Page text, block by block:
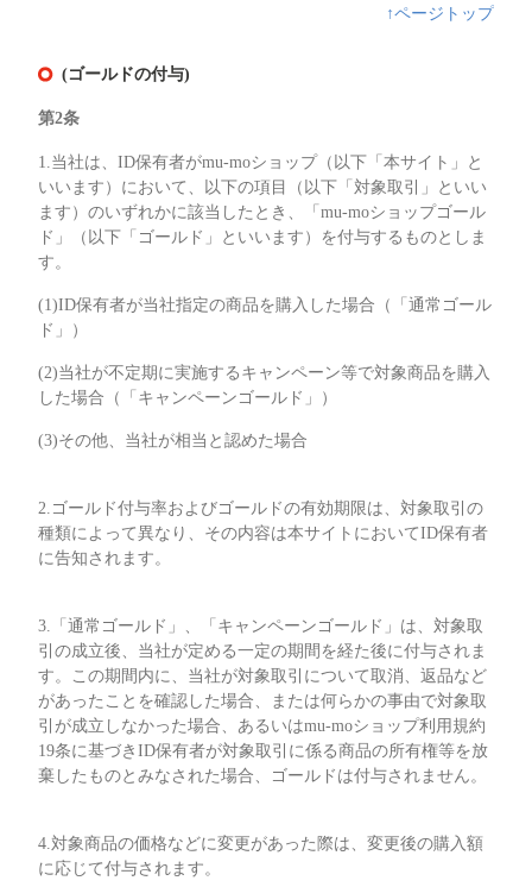
↑ページトップ
(ゴールドの付与)
第2条
1.当社は、ID保有者がmu-moショップ（以下「本サイト」と
いいます）において、以下の項目（以下「対象取引」といい
ます）のいずれかに該当したとき、「mu-moショップゴール
ド」（以下「ゴールド」といいます）を付与するものとしま
す。
(1)ID保有者が当社指定の商品を購入した場合（「通常ゴール
ド」）
(2)当社が不定期に実施するキャンペーン等で対象商品を購入
した場合（「キャンペーンゴールド」）
(3)その他、当社が相当と認めた場合
2.ゴールド付与率およびゴールドの有効期限は、対象取引の
種類によって異なり、その内容は本サイトにおいてID保有者
に告知されます。
3.「通常ゴールド」、「キャンペーンゴールド」は、対象取
引の成立後、当社が定める一定の期間を経た後に付与されま
す。この期間内に、当社が対象取引について取消、返品など
があったことを確認した場合、または何らかの事由で対象取
引が成立しなかった場合、あるいはmu-moショップ利用規約
19条に基づきID保有者が対象取引に係る商品の所有権等を放
棄したものとみなされた場合、ゴールドは付与されません。
4.対象商品の価格などに変更があった際は、変更後の購入額
に応じて付与されます。